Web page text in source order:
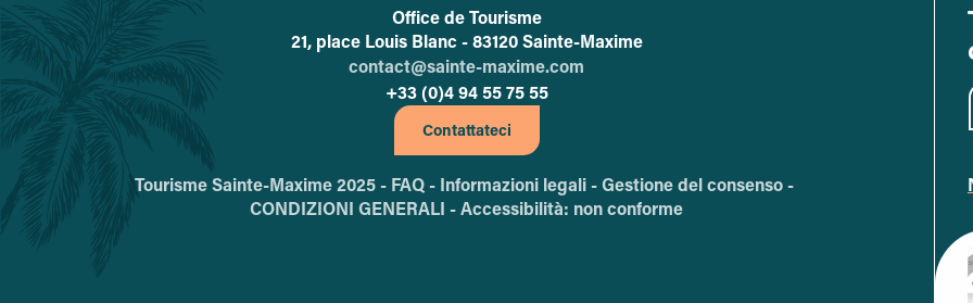
L'office de tourisme de Sainte-Maxime
Office de Tourisme
21, place Louis Blanc - 83120 Sainte-Maxime
contact@sainte-maxime.com
+33 (0)4 94 55 75 55
Contattateci
Tourisme Sainte-Maxime 2025 - FAQ - Informazioni legali -Gestione del consenso -
CONDIZIONI GENERALI -Accessibilità: non conforme